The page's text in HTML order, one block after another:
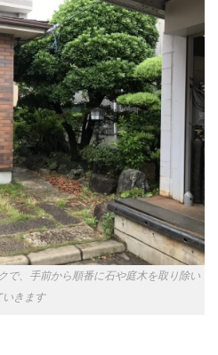
で、手前から順番に石や庭木を取り除い
いきます